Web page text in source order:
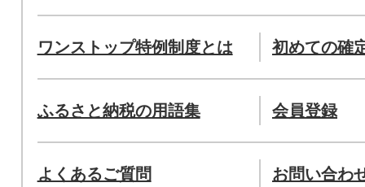
ワンストップ特例制度とは 初めての確
ふるさと納税の用語集 会員登録
よくあるご質問 お問い合わ